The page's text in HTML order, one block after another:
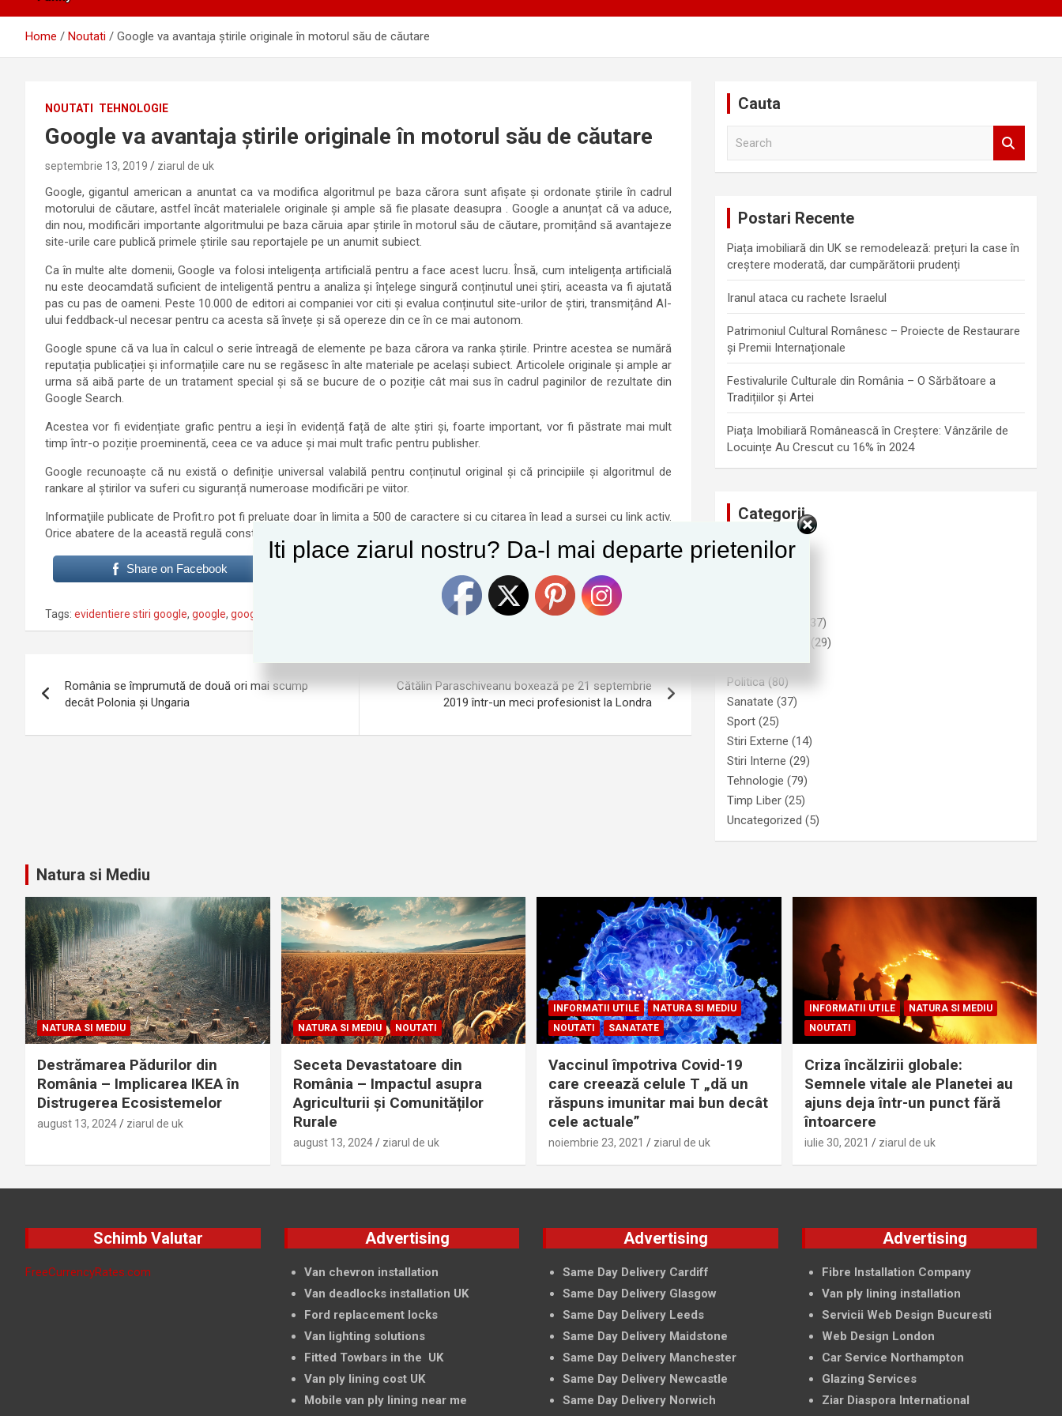
Home Noutati Google va avantaja știrile originale în motorul său de căutare
NOUTATI TEHNOLOGIE
Google va avantaja știrile originale în motorul său de căutare
septembrie 13, 2019 ziarul de uk
Google, gigantul american a anuntat ca va modifica algoritmul pe baza cărora sunt afișate și ordonate știrile în cadrul
motorului de căutare, astfel încât materialele originale și ample să fie plasate deasupra . Google a anunțat că va aduce,
din nou, modificări importante algoritmului pe baza căruia apar știrile în motorul său de căutare, promițând să avantajeze
site-urile care publică primele știrile sau reportajele pe un anumit subiect.
Ca în multe alte domenii, Google va folosi inteligența artificială pentru a face acest lucru. Însă, cum inteligența artificială
nu este deocamdată suficient de inteligentă pentru a analiza și înțelege singură conținutul unei știri, aceasta va fi ajutată
pas cu pas de oameni. Peste 10.000 de editori ai companiei vor citi și evalua conținutul site-urilor de știri, transmițând AI-
ului feddback-ul necesar pentru ca acesta să învețe și să opereze din ce în ce mai autonom.
Google spune că va lua în calcul o serie întreagă de elemente pe baza cărora va ranka știrile. Printre acestea se numără
reputația publicației și informațiile care nu se regăsesc în alte materiale pe același subiect. Articolele originale și ample ar
urma să aibă parte de un tratament special și să se bucure de o poziție cât mai sus în cadrul paginilor de rezultate din
Google Search.
Acestea vor fi evidențiate grafic pentru a ieși în evidență față de alte știri și, foarte important, vor fi păstrate mai mult
timp într-o poziție proeminentă, ceea ce va aduce și mai mult trafic pentru publisher.
Google recunoaște că nu există o definiție universal valabilă pentru conținutul original și că principiile și algoritmul de
rankare al știrilor va suferi cu siguranță numeroase modificări pe viitor.
Informaţiile publicate de Profit.ro pot fi preluate doar în limita a 500 de caractere şi cu citarea în lead a sursei cu link activ.
Orice abatere de la această regulă constituie o încălcare a Legii 8/1996 privind dreptul de autor.
Share on Facebook
Tags: evidentiere stiri google, google, google news
în
articole
România se împrumută de două ori mai scump
decât Polonia și Ungaria
Cătălin Paraschiveanu boxează pe 21 septembrie
2019 într-un meci profesionist la Londra
Cauta
Postari Recente
Piața imobiliară din UK se remodelează: prețuri la case în
creștere moderată, dar cumpărătorii prudenți
Iranul ataca cu rachete Israelul
Patrimoniul Cultural Românesc – Proiecte de Restaurare
și Premii Internaționale
Festivalurile Culturale din România – O Sărbătoare a
Tradițiilor și Artei
Piața Imobiliară Românească în Creștere: Vânzările de
Locuințe Au Crescut cu 16% în 2024
Categorii
Advertising(1)
(37)
(29)
Noutati(278)
Politica (80)
Sanatate (37)
Sport (25)
Stiri Externe (14)
Stiri Interne (29)
Tehnologie (79)
Timp Liber (25)
Uncategorized (5)
Natura si Mediu
NATURA SI MEDIU
Destrămarea Pădurilor din
România – Implicarea IKEA în
Distrugerea Ecosistemelor
august 13, 2024 ziarul de uk
NATURA SI MEDIU NOUTATI
Seceta Devastatoare din
România – Impactul asupra
Agriculturii și Comunităților
Rurale
august 13, 2024 ziarul de uk
INFORMATII UTILE
NATURA SI MEDIU
NOUTATI
SANATATE
Vaccinul împotriva Covid-19
care creează celule T „dă un
răspuns imunitar mai bun decât
cele actuale”
noiembrie 23, 2021 ziarul de uk
INFORMATII UTILE
NATURA SI MEDIU
NOUTATI
Criza încălzirii globale:
Semnele vitale ale Planetei au
ajuns deja într-un punct fără
întoarcere
iulie 30, 2021 ziarul de uk
Schimb Valutar
FreeCurrencyRates.com
Advertising
Van chevron installation
Van deadlocks installation UK
Ford replacement locks
Van lighting solutions
Fitted Towbars in the UK
Van ply lining cost UK
Mobile van ply lining near me
Advertising
Same Day Delivery Cardiff
Same Day Delivery Glasgow
Same Day Delivery Leeds
Same Day Delivery Maidstone
Same Day Delivery Manchester
Same Day Delivery Newcastle
Same Day Delivery Norwich
Advertising
Fibre Installation Company
Van ply lining installation
Servicii Web Design Bucuresti
Web Design London
Car Service Northampton
Glazing Services
Ziar Diaspora International
Iti place ziarul nostru? Da-l mai departe prietenilor